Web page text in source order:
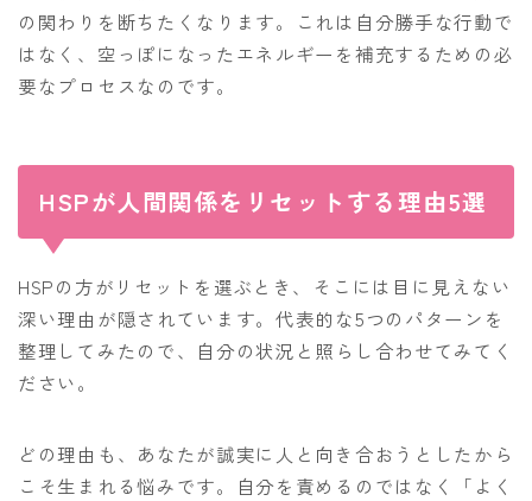
の関わりを断ちたくなります。これは自分勝手な行動で
はなく、空っぽになったエネルギーを補充するための必
要なプロセスなのです。
HSPが人間関係をリセットする理由5選
HSPの方がリセットを選ぶとき、そこには目に見えない
深い理由が隠されています。代表的な5つのパターンを
整理してみたので、自分の状況と照らし合わせてみてく
ださい。
どの理由も、あなたが誠実に人と向き合おうとしたから
こそ生まれる悩みです。自分を責めるのではなく「よく